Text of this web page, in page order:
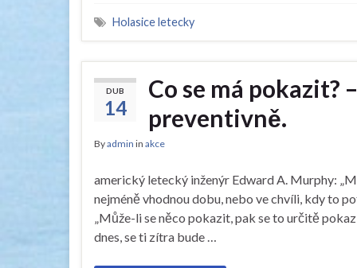
Holasice letecky
DUB
14
Co se má
preventivně.
Byadmin in akce
americký letecký inženýr Edward A. Murphy:
nejméně vhodnou dobu, nebo ve chvíli, kdy to
„Může-li se něco pokazit, pak se to určitě
dnes, se ti zítra bude …